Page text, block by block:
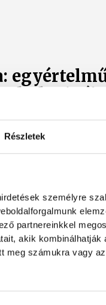
Részletek
személyre
partnereinkkel
akik kombinálhatják
meg számukra vagy
neki a 2026/27-
A klub
dr. Bartha
a jubileumi
a Bajnokok
célkitűzés.